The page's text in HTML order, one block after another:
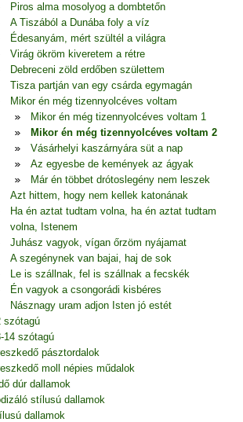
Piros alma mosolyog a dombtetőn
A Tiszából a Dunába foly a víz
Édesanyám, mért szültél a világra
Virág ökröm kiveretem a rétre
Debreceni zöld erdőben születtem
Tisza partján van egy csárda egymagán
Mikor én még tizennyolcéves voltam
Mikor én még tizennyolcéves voltam 1
Mikor én még tizennyolcéves voltam 2
Vásárhelyi kaszárnyára süt a nap
Az egyesbe de kemények az ágyak
Már én többet drótoslegény nem leszek
Azt hittem, hogy nem kellek katonának
Ha én aztat tudtam volna, ha én aztat tudtam
volna, Istenem
Juhász vagyok, vígan őrzöm nyájamat
A szegénynek van bajai, haj de sok
Le is szállnak, fel is szállnak a fecskék
Én vagyok a csongorádi kisbéres
Násznagy uram adjon Isten jó estét
szótagú
14 szótagú
pásztordalok
moll népies műdalok
dúr dallamok
stílusú dallamok
dallamok